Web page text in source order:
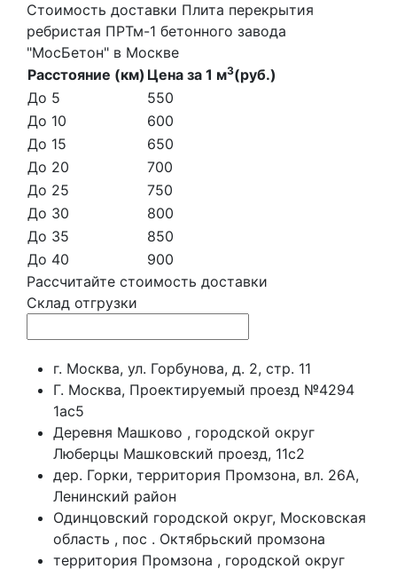
Стоимость доставки Плита перекрытия
ребристая ПРТм-1 бетонного завода
"МосБетон" в Москве
Расстояние (км) Цена за 1 м3(руб.)
До 5
550
До 10
600
До 15
650
До 20
700
До 25
750
До 30
800
До 35
850
До 40
900
Рассчитайте стоимость доставки
Склад отгрузки
г. Москва, ул. Горбунова, д. 2, стр. 11
Г. Москва, Проектируемый проезд №4294
1ас5
Деревня Машково , городской округ
Люберцы Машковский проезд, 11с2
дер. Горки, территория Промзона, вл. 26А,
Ленинский район
Одинцовский городской округ, Московская
область , пос . Октябрьский промзона
территория Промзона , городской округ